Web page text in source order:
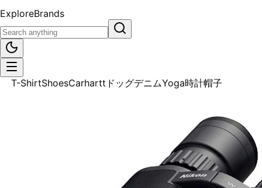
ExploreBrands
T-ShirtShoesCarhartt ドッグデニムYoga時計帽子